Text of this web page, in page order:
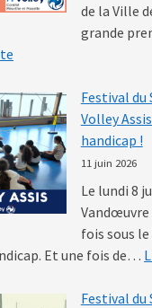
de la Ville
grande
Festival du
Volley
handicap !
11 juin 2026
Le lundi 8
fois sous
Et une fois de…
Festival du